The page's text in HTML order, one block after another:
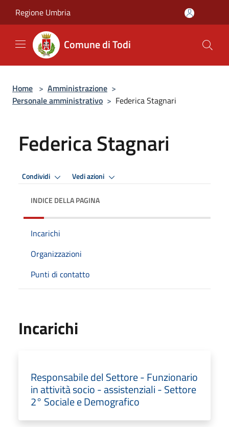
Regione Umbria
Comune di Todi
Home > Amministrazione >
Personale amministrativo > Federica Stagnari
Federica Stagnari
Condividi Vedi azioni
INDICE DELLA PAGINA
Incarichi
Organizzazioni
Punti di contatto
Incarichi
Responsabile del Settore - Funzionario
in attività socio - assistenziali - Settore
2° Sociale e Demografico